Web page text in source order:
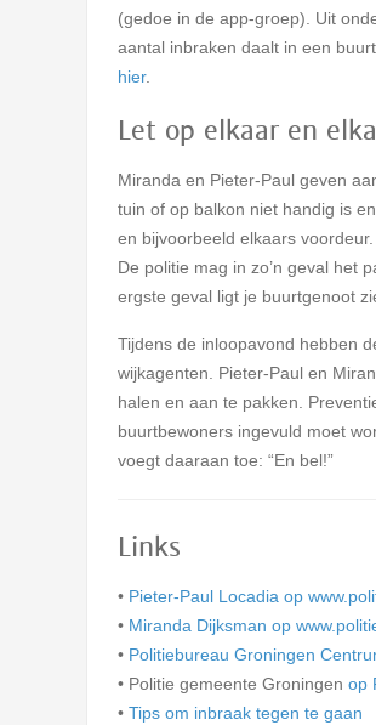
(gedoe in de app-groep). Uit
aantal inbraken daalt in een
hier.
Let op elkaar en
Miranda en Pieter-Paul geven
tuin of op balkon niet handig is
en bijvoorbeeld elkaars
De politie mag in zo’n geval het
ergste geval ligt je buurtgenoot
Tijdens de inloopavond hebben
wijkagenten. Pieter-Paul en
halen en aan te pakken.
buurtbewoners ingevuld moet
voegt daaraan toe: “En bel!”
Links
• Pieter-Paul Locadia op
• Miranda Dijksman op
• Politiebureau Groningen
• Politie gemeente Groningen op
• Tips om inbraak tegen te gaan